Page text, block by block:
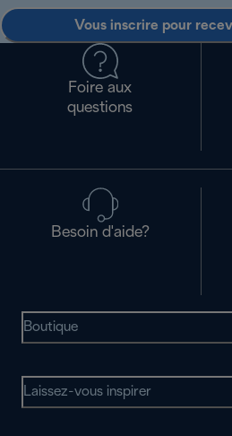
Vous inscrire pour
Foire aux
questions
Besoin d'aide?
Boutique
Laissez-vous inspirer